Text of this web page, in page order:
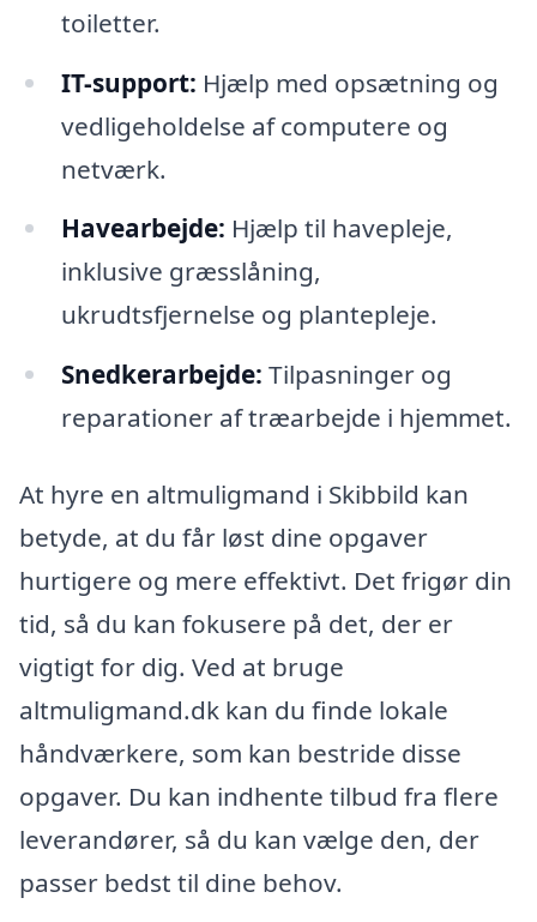
toiletter.
IT-support: Hjælp med opsætning og
vedligeholdelse af computere og
netværk.
Havearbejde: Hjælp til havepleje,
inklusive græsslåning,
ukrudtsfjernelse og plantepleje.
Snedkerarbejde: Tilpasninger og
reparationer af træarbejde i hjemmet.
At hyre en altmuligmand i Skibbild kan
betyde, at du får løst dine opgaver
hurtigere og mere effektivt. Det frigør din
tid, så du kan fokusere på det, der er
vigtigt for dig. Ved at bruge
altmuligmand.dk kan du finde lokale
håndværkere, som kan bestride disse
opgaver. Du kan indhente tilbud fra flere
leverandører, så du kan vælge den, der
passer bedst til dine behov.